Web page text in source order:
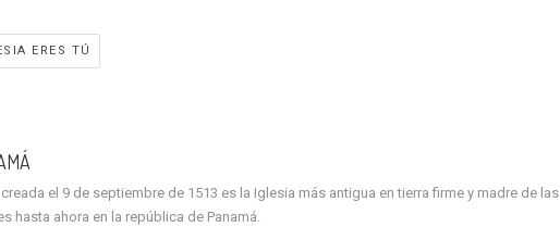
ERES TÚ
el 9 de septiembre de 1513 es la Iglesia más antigua en tierra firme y madre de las
hasta ahora en la república de Panamá.